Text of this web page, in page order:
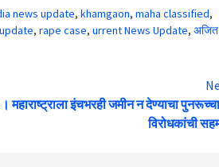
news update, khamgaon, maha classified,
, rape case, urrent News Update, अजित
इंचभरही जमीन न देण्याचा
विरोधकांची